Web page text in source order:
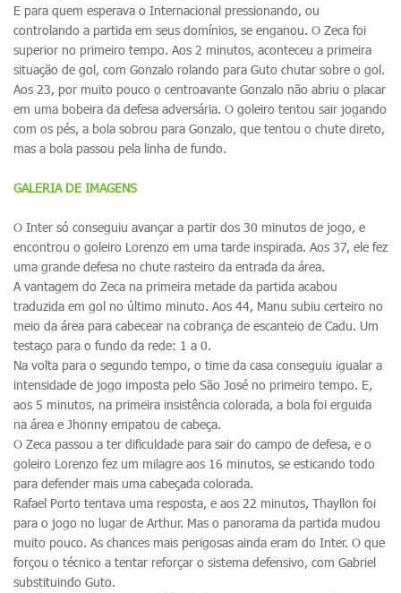
E para quem esperava o Internacional pressionando, ou
controlando a partida em seus domínios, se enganou. O Zeca foi
superior no primeiro tempo. Aos 2 minutos, aconteceu a primeira
situação de gol, com Gonzalo rolando para Guto chutar sobre o gol.
Aos 23, por muito pouco o centroavante Gonzalo não abriu o placar
em uma bobeira da defesa adversária. O goleiro tentou sair jogando
com os pés, a bola sobrou para Gonzalo, que tentou o chute direto,
mas a bola passou pela linha de fundo.
GALERIA DE IMAGENS
O Inter só conseguiu avançar a partir dos 30 minutos de jogo, e
encontrou o goleiro Lorenzo em uma tarde inspirada. Aos 37, ele fez
uma grande defesa no chute rasteiro da entrada da área.
A vantagem do Zeca na primeira metade da partida acabou
traduzida em gol no último minuto. Aos 44, Manu subiu certeiro no
meio da área para cabecear na cobrança de escanteio de Cadu. Um
testaço para o fundo da rede: 1 a 0.
Na volta para o segundo tempo, o time da casa conseguiu igualar a
intensidade de jogo imposta pelo São José no primeiro tempo. E,
aos 5 minutos, na primeira insistência colorada, a bola foi erguida
na área e Jhonny empatou de cabeça.
O Zeca passou a ter dificuldade para sair do campo de defesa, e o
goleiro Lorenzo fez um milagre aos 16 minutos, se esticando todo
para defender mais uma cabeçada colorada.
Rafael Porto tentava uma resposta, e aos 22 minutos, Thayllon foi
para o jogo no lugar de Arthur. Mas o panorama da partida mudou
muito pouco. As chances mais perigosas ainda eram do Inter. O que
forçou o técnico a tentar reforçar o sistema defensivo, com Gabriel
substituindo Guto.